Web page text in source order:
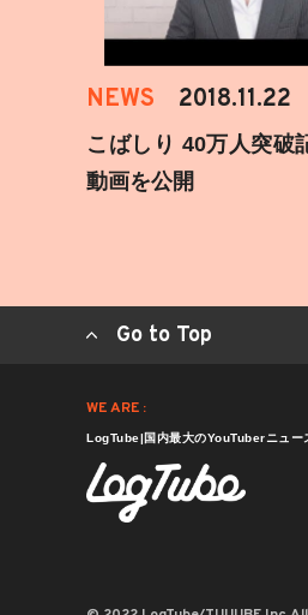
NEWS 2018.11.22
こばしり 40万人突破
動画を公開
Go to Top
WE ARE :
LogTube|国内最大のYouTuberニュー